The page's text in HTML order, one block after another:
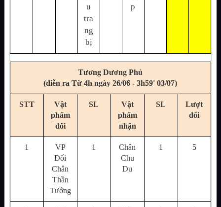
u
tra
ng
bị
p
Tương Dương Phủ
(diễn ra Từ 4h ngày 26/06 - 3h59' 03/07)
STT
Vật
phẩm
đổi
SL
Vật
phẩm
nhận
SL
Lượt
đổi
1
VP
Đổi
Chân
Thần
Tướng
1
Chân
Chu
Du
1 5